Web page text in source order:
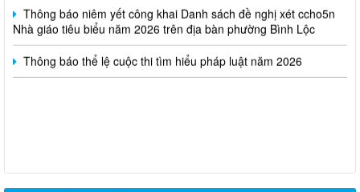
Thông báo niêm yết công khai Danh sách đề nghị xét ccho5n
Nhà giáo tiêu biểu năm 2026 trên địa bàn phường Bình Lộc
Thông báo thể lệ cuộc thi tìm hiểu pháp luật năm 2026